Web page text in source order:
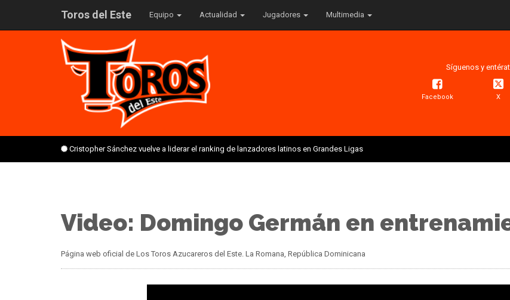
Toros del Este Equipo Actualidad Jugadores Multimedia
Síguenos y
Facebook X
Cristopher Sánchez vuelve a liderar el ranking de lanzadores latinos en Grandes Ligas
Video: Domingo Germán en
Página web oficial de Los Toros Azucareros del Este. La Romana, República Dominicana